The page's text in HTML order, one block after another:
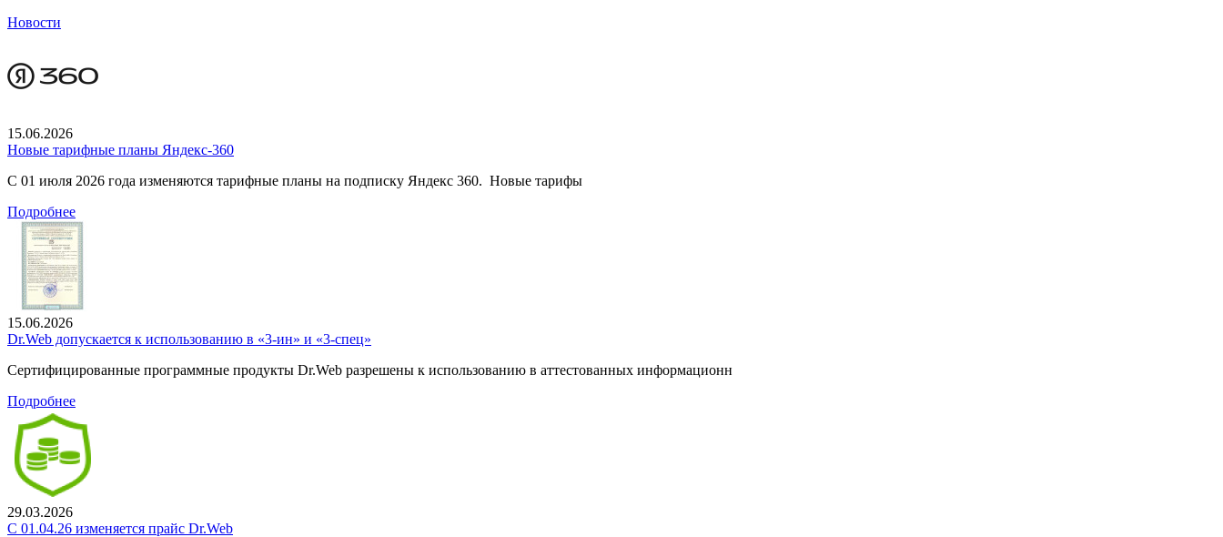
Новости
15.06.2026
Новые тарифные планы Яндекс-360
С 01 июля 2026 года изменяются тарифные планы на подписку Яндекс 360. Новые тарифы
Подробнее
15.06.2026
Dr.Web допускается к использованию в «3-ин» и «3-спец»
Сертифицированные программные продукты Dr.Web разрешены к использованию в аттестованных информационн
Подробнее
29.03.2026
С 01.04.26 изменяется прайс Dr.Web